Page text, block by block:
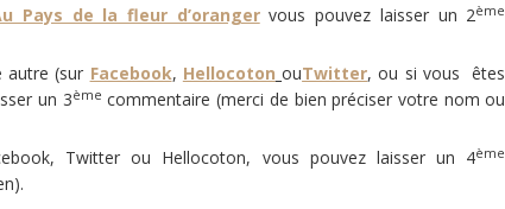
Pays de la fleur d’orangervous pouvez laisser un 2ème
autre (sur Facebook, Hellocoton ouTwitter, ou si vous êtes
un 3ème commentaire (merci de bien préciser votre nom ou
Twitter ou Hellocoton, vous pouvez laisser un 4ème